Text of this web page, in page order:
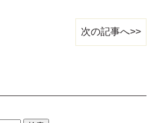
次の記事へ>>